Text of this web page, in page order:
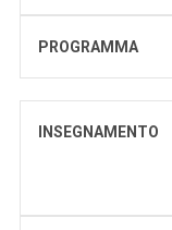
PROGRAMMA
INSEGNAMENTO